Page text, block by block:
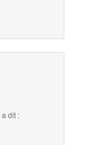
a dit :